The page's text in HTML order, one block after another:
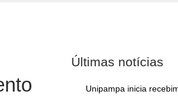
Últimas notícias
Unipampa inicia